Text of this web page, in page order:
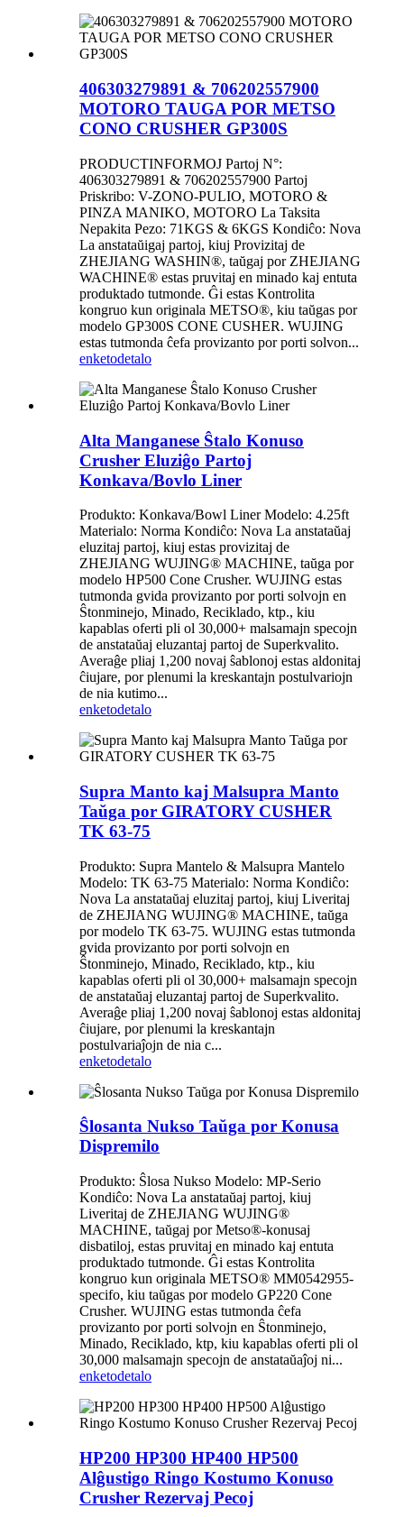
406303279891 & 706202557900
MOTORO TAUGA POR METSO
CONO CRUSHER GP300S
PRODUCTINFORMOJ Partoj N°:
406303279891 & 706202557900 Partoj
Priskribo: V-ZONO-PULIO, MOTORO &
PINZA MANIKO, MOTORO La Taksita
Nepakita Pezo: 71KGS & 6KGS Kondiĉo: Nova
La anstataŭigaj partoj, kiuj Provizitaj de
ZHEJIANG WASHIN®, taŭgaj por ZHEJIANG
WACHINE® estas pruvitaj en minado kaj entuta
produktado tutmonde. Ĝi estas Kontrolita
kongruo kun originala METSO®, kiu taŭgas por
modelo GP300S CONE CUSHER. WUJING
estas tutmonda ĉefa provizanto por porti solvon...
enketodetalo
Alta Manganese Ŝtalo Konuso
Crusher Eluziĝo Partoj
Konkava/Bovlo Liner
Produkto: Konkava/Bowl Liner Modelo: 4.25ft
Materialo: Norma Kondiĉo: Nova La anstataŭaj
eluzitaj partoj, kiuj estas provizitaj de
ZHEJIANG WUJING® MACHINE, taŭga por
modelo HP500 Cone Crusher. WUJING estas
tutmonda gvida provizanto por porti solvojn en
Ŝtonminejo, Minado, Reciklado, ktp., kiu
kapablas oferti pli ol 30,000+ malsamajn specojn
de anstataŭaj eluzantaj partoj de Superkvalito.
Averaĝe pliaj 1,200 novaj ŝablonoj estas aldonitaj
ĉiujare, por plenumi la kreskantajn postulvariojn
de nia kutimo...
enketodetalo
Supra Manto kaj Malsupra Manto
Taŭga por GIRATORY CUSHER
TK 63-75
Produkto: Supra Mantelo & Malsupra Mantelo
Modelo: TK 63-75 Materialo: Norma Kondiĉo:
Nova La anstataŭaj eluzitaj partoj, kiuj Liveritaj
de ZHEJIANG WUJING® MACHINE, taŭga
por modelo TK 63-75. WUJING estas tutmonda
gvida provizanto por porti solvojn en
Ŝtonminejo, Minado, Reciklado, ktp., kiu
kapablas oferti pli ol 30,000+ malsamajn specojn
de anstataŭaj eluzantaj partoj de Superkvalito.
Averaĝe pliaj 1,200 novaj ŝablonoj estas aldonitaj
ĉiujare, por plenumi la kreskantajn
postulvariaĵojn de nia c...
enketodetalo
Ŝlosanta Nukso Taŭga por Konusa
Dispremilo
Produkto: Ŝlosa Nukso Modelo: MP-Serio
Kondiĉo: Nova La anstataŭaj partoj, kiuj
Liveritaj de ZHEJIANG WUJING®
MACHINE, taŭgaj por Metso®-konusaj
disbatiloj, estas pruvitaj en minado kaj entuta
produktado tutmonde. Ĝi estas Kontrolita
kongruo kun originala METSO® MM0542955-
specifo, kiu taŭgas por modelo GP220 Cone
Crusher. WUJING estas tutmonda ĉefa
provizanto por porti solvojn en Ŝtonminejo,
Minado, Reciklado, ktp, kiu kapablas oferti pli ol
30,000 malsamajn specojn de anstataŭaĵoj ni...
enketodetalo
HP200 HP300 HP400 HP500
Alĝustigo Ringo Kostumo Konuso
Crusher Rezervaj Pecoj